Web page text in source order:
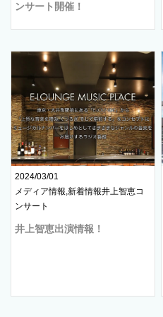
ンサート開催！
2024/03/01
メディア情報,新着情報井上智恵コ
ンサート
井上智恵出演情報！